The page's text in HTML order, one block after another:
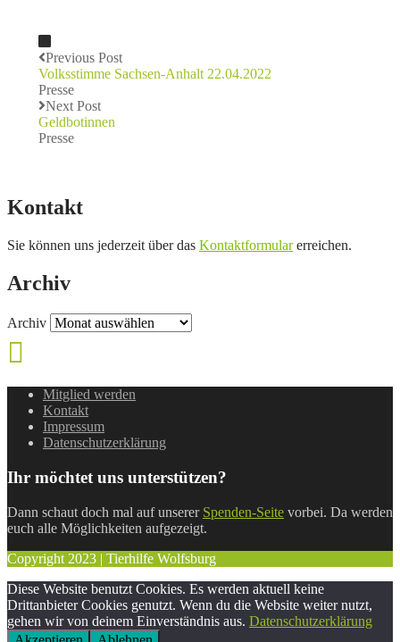
Previous Post
Volksstimme Sachsen-Anhalt 22.04.2022
Presse
Next Post
Geldbotinnen
Presse
Kontakt
Sie können uns jederzeit über das Kontaktformularerreichen.
Archiv
Archiv
Mitglied werden
Kontakt
Impressum
Datenschutzerklärung
Ihr möchtet uns unterstützen?
Dann schaut doch mal auf unserer Spenden-Seite vorbei. Da werden
euch alle Möglichkeiten aufgezeigt.
Copyright 2023 | Tierhilfe Wolfsburg
Diese Website benutzt Cookies. Es werden aktuell keine
Drittanbieter Cookies genutzt. Wenn du die Website weiter nutzt,
gehen wir von deinem Einverständnis aus. Datenschutzerklärung